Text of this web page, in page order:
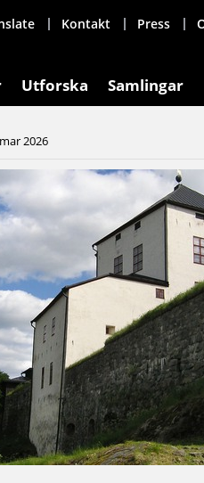
Kontakt Press
Utforska Samlingar
2026